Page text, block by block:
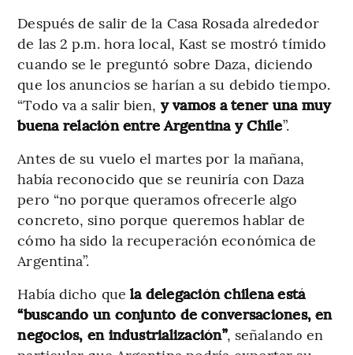
Después de salir de la Casa Rosada alrededor
de las 2 p.m. hora local, Kast se mostró tímido
cuando se le preguntó sobre Daza, diciendo
que los anuncios se harían a su debido tiempo.
“Todo va a salir bien, y vamos a tener una muy
buena relación entre Argentina y Chile”.
Antes de su vuelo el martes por la mañana,
había reconocido que se reuniría con Daza
pero “no porque queramos ofrecerle algo
concreto, sino porque queremos hablar de
cómo ha sido la recuperación económica de
Argentina”.
Había dicho que la delegación chilena está
“buscando un conjunto de conversaciones, en
negocios, en industrialización”, señalando en